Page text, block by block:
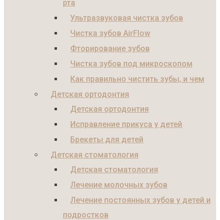
рта
Ультразвуковая чистка зубов
Чистка зубов AirFlow
Фторирование зубов
Чистка зубов под микроскопом
Как правильно чистить зубы, и чем
Детская ортодонтия
Детская ортодонтия
Исправление прикуса у детей
Брекеты для детей
Детская стоматология
Детская стоматология
Лечение молочных зубов
Лечение постоянных зубов у детей и
подростков